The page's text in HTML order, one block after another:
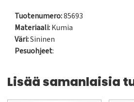
Tuotenumero:85693
Materiaali:Kumia
Väri:Sininen
Pesuohjeet:
Lisää samanlaisia